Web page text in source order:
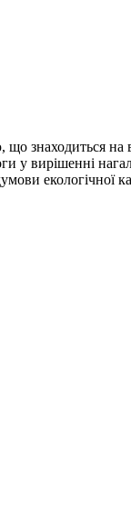
знаходиться на
вирішенні
екологічної